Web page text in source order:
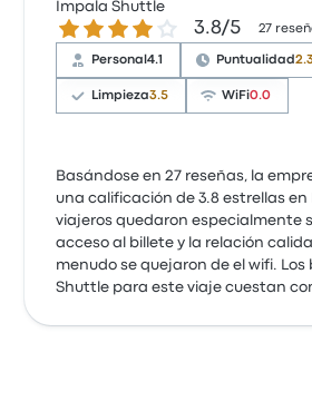
Impala Shuttle
3.8 sobre 5 estrellas
3.8/5 27
Personal4.1 Puntualidad
Limpieza3.5 WiFi0.0
Basándose en 27 reseñas, la
una calificación de 3.8 estrellas en
viajeros quedaron especialmente
acceso al billete y la relación
menudo se quejaron de el wifi.
Shuttle para este viaje cuestan